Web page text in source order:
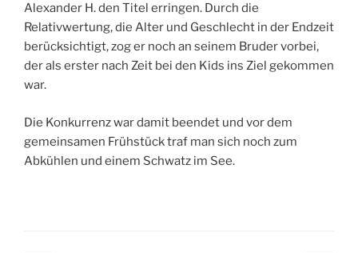
Alexander H. den Titel erringen. Durch die
Relativwertung, die Alter und Geschlecht in der Endzeit
berücksichtigt, zog er noch an seinem Bruder vorbei,
der als erster nach Zeit bei den Kids ins Ziel gekommen
war.
Die Konkurrenz war damit beendet und vor dem
gemeinsamen Frühstück traf man sich noch zum
Abkühlen und einem Schwatz im See.